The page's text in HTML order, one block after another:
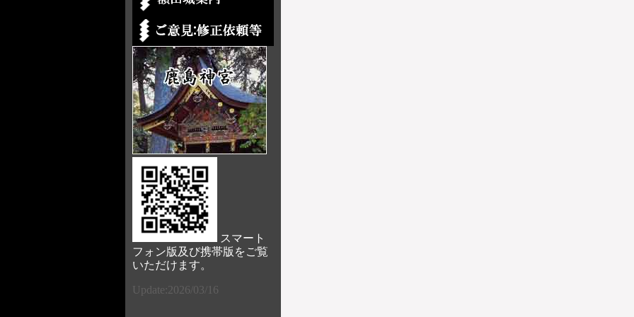
スマート
フォン版及び携帯版をご覧
いただけます。
Update:2026/03/16